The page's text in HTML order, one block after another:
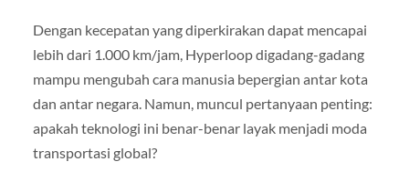
Dengan kecepatan yang diperkirakan dapat mencapai
lebih dari 1.000 km/jam, Hyperloop digadang-gadang
mampu mengubah cara manusia bepergian antar kota
dan antar negara. Namun, muncul pertanyaan penting:
apakah teknologi ini benar-benar layak menjadi moda
transportasi global?